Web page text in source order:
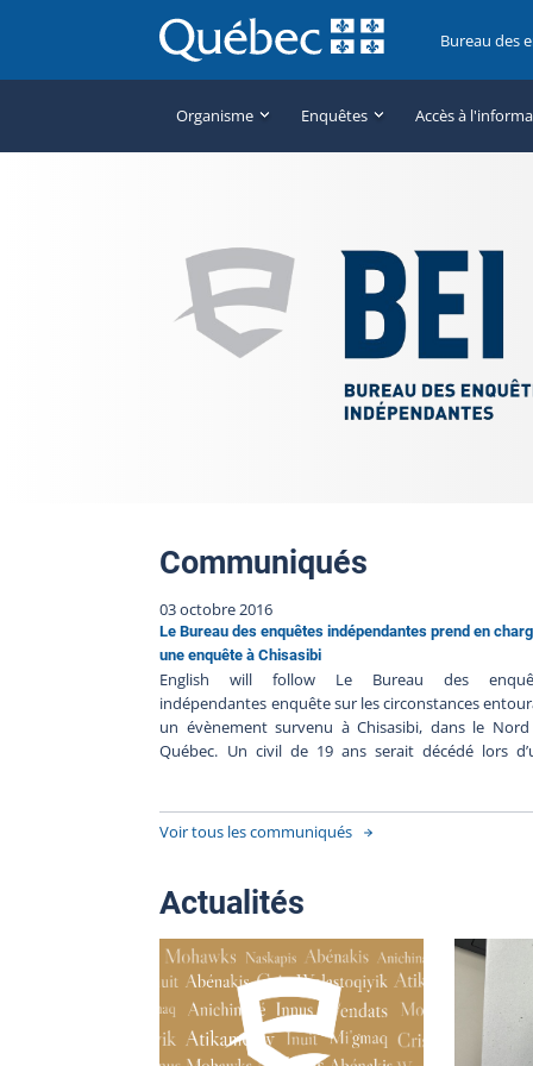
Bureau des
Organisme Enquêtes Accès à
Communiqués
03 octobre 2016
Le Bureau des enquêtes indépendantes prend en
une enquête à Chisasibi
English will follow Le Bureau des
indépendantes enquête sur les circonstances
un évènement survenu à Chisasibi, dans le
Québec. Un civil de 19 ans serait décédé lors
suggèrent ce qui suit : - Vers 21 h 45, les
auraient reçu un appel indiquant qu’un individu
mains.- Les policiers se sont rendus sur place et
tenté en vain de parlementer avec lui.- L’homme
retourné son arme contre lui. 7 enquêteurs du BEI
été chargés d’enquêter sur cet évènement. On
qu’ils arriveront sur les lieux vers le milieu de
midi. Conformément au Règlement sur le
des enquêtes du Bureau des enquêtes
le BEI a fait appel à la Sûreté du Québec pour
Voir tous les communiqués
Actualités